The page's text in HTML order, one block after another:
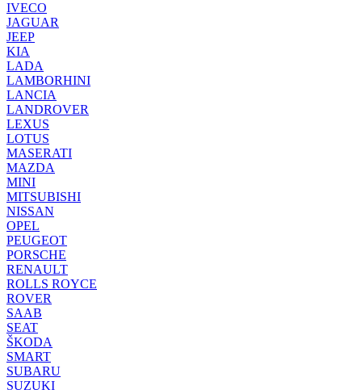
IVECO
JAGUAR
JEEP
KIA
LADA
LAMBORHINI
LANCIA
LANDROVER
LEXUS
LOTUS
MASERATI
MAZDA
MINI
MITSUBISHI
NISSAN
OPEL
PEUGEOT
PORSCHE
RENAULT
ROLLS ROYCE
ROVER
SAAB
SEAT
ŠKODA
SMART
SUBARU
SUZUKI